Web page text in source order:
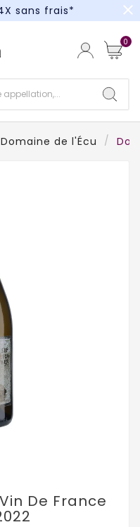
sans frais*
sans frais*
close
0
Domaine de l'Écu
De France